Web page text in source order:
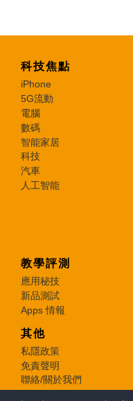
科技焦點
iPhone
5G流動
電腦
數碼
智能家居
科技
汽車
人工智能
教學評測
應用秘技
新品測試
Apps 情報
其他
私隱政策
免責聲明
聯絡/關於我們